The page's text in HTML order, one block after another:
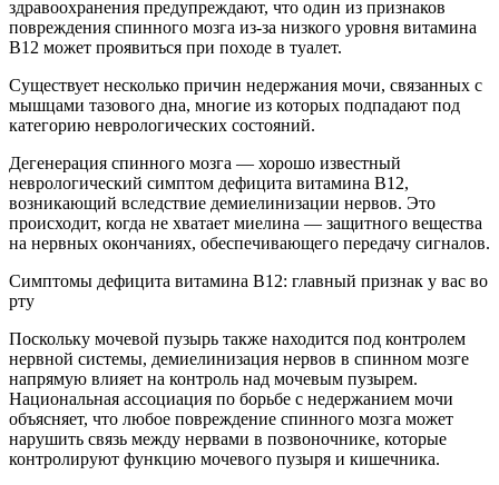
здравоохранения предупреждают, что один из признаков
повреждения спинного мозга из-за низкого уровня витамина
B12 может проявиться при походе в туалет.
Существует несколько причин недержания мочи, связанных с
мышцами тазового дна, многие из которых подпадают под
категорию неврологических состояний.
Дегенерация спинного мозга — хорошо известный
неврологический симптом дефицита витамина В12,
возникающий вследствие демиелинизации нервов. Это
происходит, когда не хватает миелина — защитного вещества
на нервных окончаниях, обеспечивающего передачу сигналов.
Симптомы дефицита витамина B12: главный признак у вас во
рту
Поскольку мочевой пузырь также находится под контролем
нервной системы, демиелинизация нервов в спинном мозге
напрямую влияет на контроль над мочевым пузырем.
Национальная ассоциация по борьбе с недержанием мочи
объясняет, что любое повреждение спинного мозга может
нарушить связь между нервами в позвоночнике, которые
контролируют функцию мочевого пузыря и кишечника.